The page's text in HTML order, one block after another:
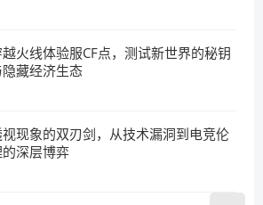
越火线体验服CF点，测试新世界的秘钥
藏经济生态
现象的双刃剑，从技术漏洞到电竞伦
深层博弈